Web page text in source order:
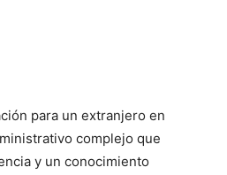
para un extranjero en
complejo que
y un conocimiento